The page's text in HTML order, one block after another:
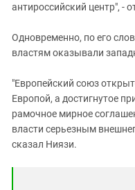
антироссийский центр", -
Одновременно, по его
властям оказывали
"Европейский союз
Европой, а достигнутое
рамочное мирное
власти серьезным
сказал Ниязи.